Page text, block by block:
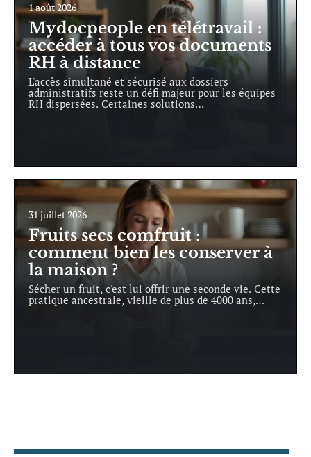
1 août 2026
Mydocpeople en télétravail :
accéder à tous vos documents
RH à distance
L'accès simultané et sécurisé aux dossiers
administratifs reste un défi majeur pour les équipes
RH dispersées. Certaines solutions…
31 juillet 2026
Fruits secs comfruit :
comment bien les conserver à
la maison ?
Sécher un fruit, c'est lui offrir une seconde vie. Cette
pratique ancestrale, vieille de plus de 4000 ans,…